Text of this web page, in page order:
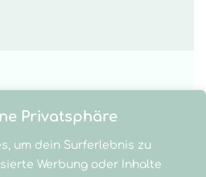
Privatsphäre
um dein Surferlebnis zu
Werbung oder Inhalte